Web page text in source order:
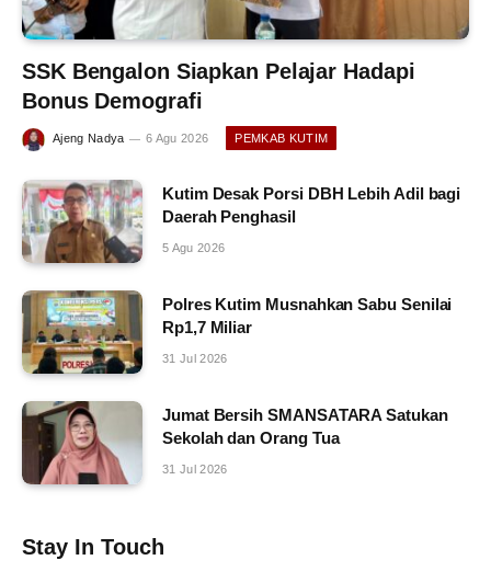
SSK Bengalon Siapkan Pelajar Hadapi
Bonus Demografi
Ajeng Nadya 6 Agu 2026 PEMKAB KUTIM
Kutim Desak Porsi DBH Lebih Adil bagi
Daerah Penghasil
5 Agu 2026
Polres Kutim Musnahkan Sabu Senilai
Rp1,7 Miliar
31 Jul 2026
Jumat Bersih SMANSATARA Satukan
Sekolah dan Orang Tua
31 Jul 2026
Stay In Touch